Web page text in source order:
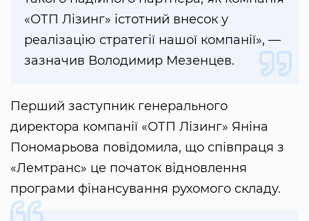
«ОТП Лізинг» істотний внесок у
реалізацію стратегії нашої компанії», —
зазначив Володимир Мезенцев.
Перший заступник генерального
директора компанії «ОТП Лізинг» Яніна
Пономарьова повідомила, що співпраця з
«Лемтранс» це початок відновлення
програми фінансування рухомого складу.